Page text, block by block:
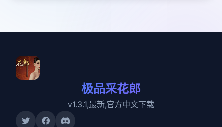
极品采花郎
v1.3.1,最新,官方中文下载